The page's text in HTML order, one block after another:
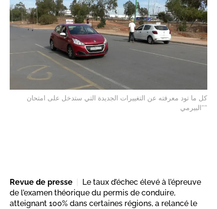
كل ما تود معرفته عن التغييرات الجديدة التي ستدخل على امتحان
"البيرمي"
Revue de presse
Le taux d’échec élevé à l’épreuve
de l’examen théorique du permis de conduire,
atteignant 100% dans certaines régions, a relancé le